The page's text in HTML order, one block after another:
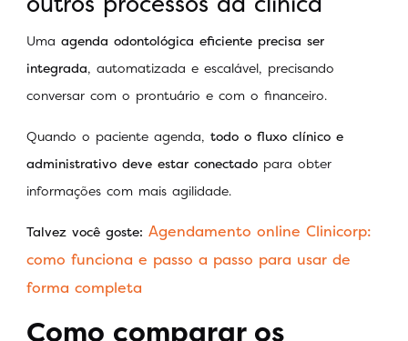
Uma agenda odontológica eficiente precisa ser
integrada, automatizada e escalável, precisando
conversar com o prontuário e com o financeiro.
Quando o paciente agenda, todo o fluxo clínico e
administrativo deve estar conectado para obter
informações com mais agilidade.
Talvez você goste: Agendamento online Clinicorp:
como funciona e passo a passo para usar de
forma completa
Como comparar os